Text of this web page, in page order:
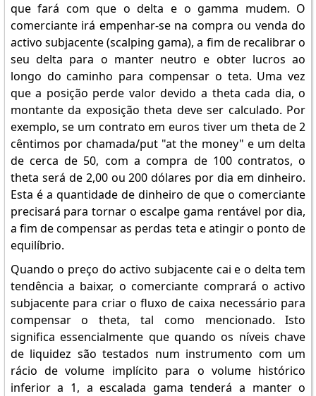
que fará com que o delta e o gamma mudem. O
comerciante irá empenhar-se na compra ou venda do
activo subjacente (scalping gama), a fim de recalibrar o
seu delta para o manter neutro e obter lucros ao
longo do caminho para compensar o teta. Uma vez
que a posição perde valor devido a theta cada dia, o
montante da exposição theta deve ser calculado. Por
exemplo, se um contrato em euros tiver um theta de 2
cêntimos por chamada/put "at the money" e um delta
de cerca de 50, com a compra de 100 contratos, o
theta será de 2,00 ou 200 dólares por dia em dinheiro.
Esta é a quantidade de dinheiro de que o comerciante
precisará para tornar o escalpe gama rentável por dia,
a fim de compensar as perdas teta e atingir o ponto de
equilíbrio.
Quando o preço do activo subjacente cai e o delta tem
tendência a baixar, o comerciante comprará o activo
subjacente para criar o fluxo de caixa necessário para
compensar o theta, tal como mencionado. Isto
significa essencialmente que quando os níveis chave
de liquidez são testados num instrumento com um
rácio de volume implícito para o volume histórico
inferior a 1, a escalada gama tenderá a manter o